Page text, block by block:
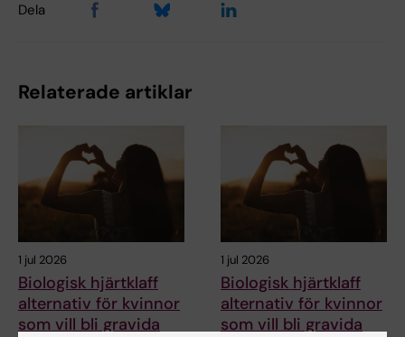
Dela
Relaterade artiklar
1 jul 2026
Biologisk hjärtklaff
alternativ för kvinnor
som vill bli gravida
1 jul 2026
Biologisk hjärtklaff
alternativ för kvinnor
som vill bli gravida